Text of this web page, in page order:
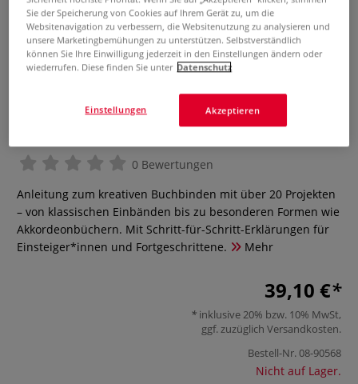
Von Hand gebunden
0 Bewertungen
Anleitung zum kreativen Buchbinden mit über 20 Projekten
– von klassischen Einbänden bis zu besonderen Formen wie
Akkordeonbüchern. Mit Schritt-für-Schritt-Erklärungen für
Einsteiger*innen und Fortgeschrittene.
Mehr
39,10 €
inklusive 20% bzw. 10% MwSt,
ggf. zuzüglich Versandkosten.
Bestell-Nr.08-90568
Nicht auf Lager.
Sie der Speicherung von Cookies auf Ihrem Gerät zu, um die
Websitenavigation zu verbessern, die Websitenutzung zu analysieren und
unsere Marketingbemühungen zu unterstützen. Selbstverständlich
können Sie Ihre Einwilligung jederzeit in den Einstellungen ändern oder
wiederrufen. Diese finden Sie unter Datenschutz
Akzeptieren
Einstellungen